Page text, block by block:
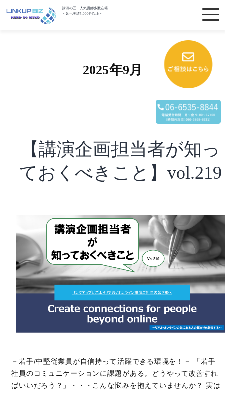
講演の匠 人気講師多数在籍
～延べ実績5,000件以上～
2025年9月
【講演企画担当者が知っ
ておくべきこと】vol.219
－若手/中堅従業員が自信持って活躍できる環境を！－ 「若手
社員のコミュニケーションに課題がある。どうやって改善すれ
ばいいだろう？」・・・こんな悩みを抱えていませんか？ 実は